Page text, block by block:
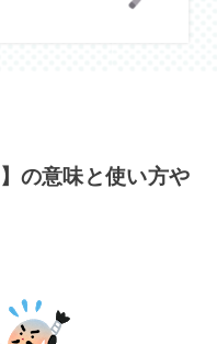
の意味と使い方や